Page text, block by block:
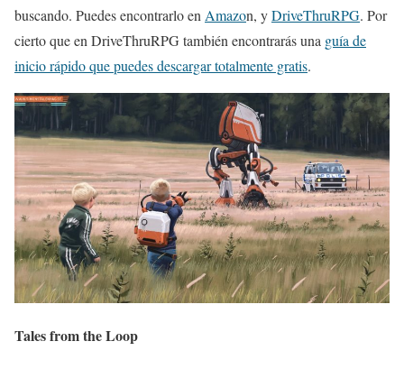
buscando. Puedes encontrarlo en Amazon, yDriveThruRPG. Por
cierto que en DriveThruRPG también encontrarás una guía de
inicio rápido que puedes descargar totalmente gratis.
Tales from the Loop